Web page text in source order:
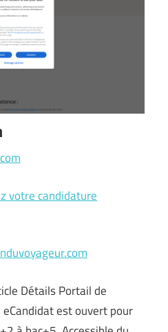
votre candidature
Détails Portail de
est ouvert pour